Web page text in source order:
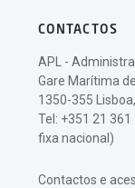
CONTACTOS
APL -
Gare Marítima
1350-355
Tel: +351 21
fixa nacional)
Contactos e